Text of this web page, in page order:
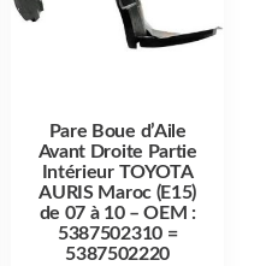
Pare Boue d’Aile
Avant Droite Partie
Intérieur TOYOTA
AURIS Maroc (E15)
de 07 à 10 – OEM :
5387502310 =
5387502220